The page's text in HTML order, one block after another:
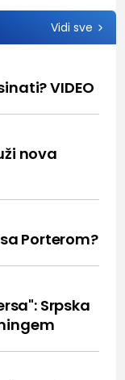
Vidi sve
VIDEO
nova
Porterom?
Srpska